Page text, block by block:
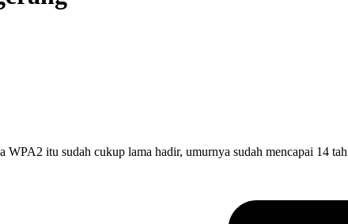
itu sudah cukup lama hadir, umurnya sudah mencapai 14